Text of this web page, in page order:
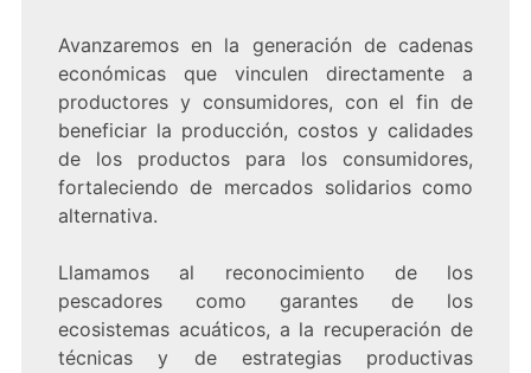
Avanzaremos en la generación de cadenas
económicas que vinculen directamente a
productores y consumidores, con el fin de
beneficiar la producción, costos y calidades
de los productos para los consumidores,
fortaleciendo de mercados solidarios como
alternativa.
Llamamos al reconocimiento de los
pescadores como garantes de los
ecosistemas acuáticos, a la recuperación de
técnicas y de estrategias productivas